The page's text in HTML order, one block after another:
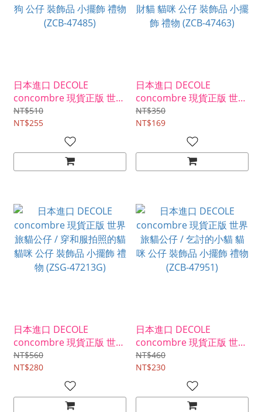
日本進口 DECOLE
concombre 現貨正版 世界
旅貓公仔 / 右手招財狗 小
狗 公仔 裝飾品 小擺飾 禮物
(ZCB-47485)
NT$510
NT$255
日本進口 DECOLE
concombre 現貨正版 世界
旅貓公仔 / 萬福吉祥左手招
財貓 貓咪 公仔 裝飾品 小擺
飾 禮物 (ZCB-47463)
NT$350
NT$169
日本進口 DECOLE
concombre 現貨正版 世界
旅貓公仔 / 穿和服拍照的貓
貓咪 公仔 裝飾品 小擺飾 禮
物 (ZSG-47213G)
NT$560
NT$280
日本進口 DECOLE
concombre 現貨正版 世界
旅貓公仔 / 乞討的小貓 貓
咪 公仔 裝飾品 小擺飾 禮物
(ZCB-47951)
NT$460
NT$230